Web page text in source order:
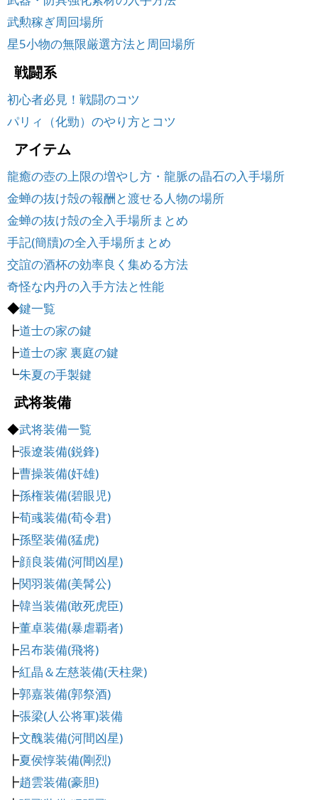
武勲稼ぎ周回場所
星5小物の無限厳選方法と周回場所
戦闘系
初心者必見！戦闘のコツ
パリィ（化勁）のやり方とコツ
アイテム
龍癒の壺の上限の増やし方・龍脈の晶石の入手場所
金蝉の抜け殻の報酬と渡せる人物の場所
金蝉の抜け殻の全入手場所まとめ
手記(簡牘)の全入手場所まとめ
交誼の酒杯の効率良く集める方法
奇怪な内丹の入手方法と性能
◆鍵一覧
┣道士の家の鍵
┣道士の家 裏庭の鍵
┗朱夏の手製鍵
武将装備
◆武将装備一覧
┣張遼装備(鋭鋒)
┣曹操装備(奸雄)
┣孫権装備(碧眼児)
┣荀彧装備(荀令君)
┣孫堅装備(猛虎)
┣顔良装備(河間凶星)
┣関羽装備(美髯公)
┣韓当装備(敢死虎臣)
┣董卓装備(暴虐覇者)
┣呂布装備(飛将)
┣紅晶＆左慈装備(天柱衆)
┣郭嘉装備(郭祭酒)
┣張梁(人公将軍)装備
┣文醜装備(河間凶星)
┣夏侯惇装備(剛烈)
┣趙雲装備(豪胆)